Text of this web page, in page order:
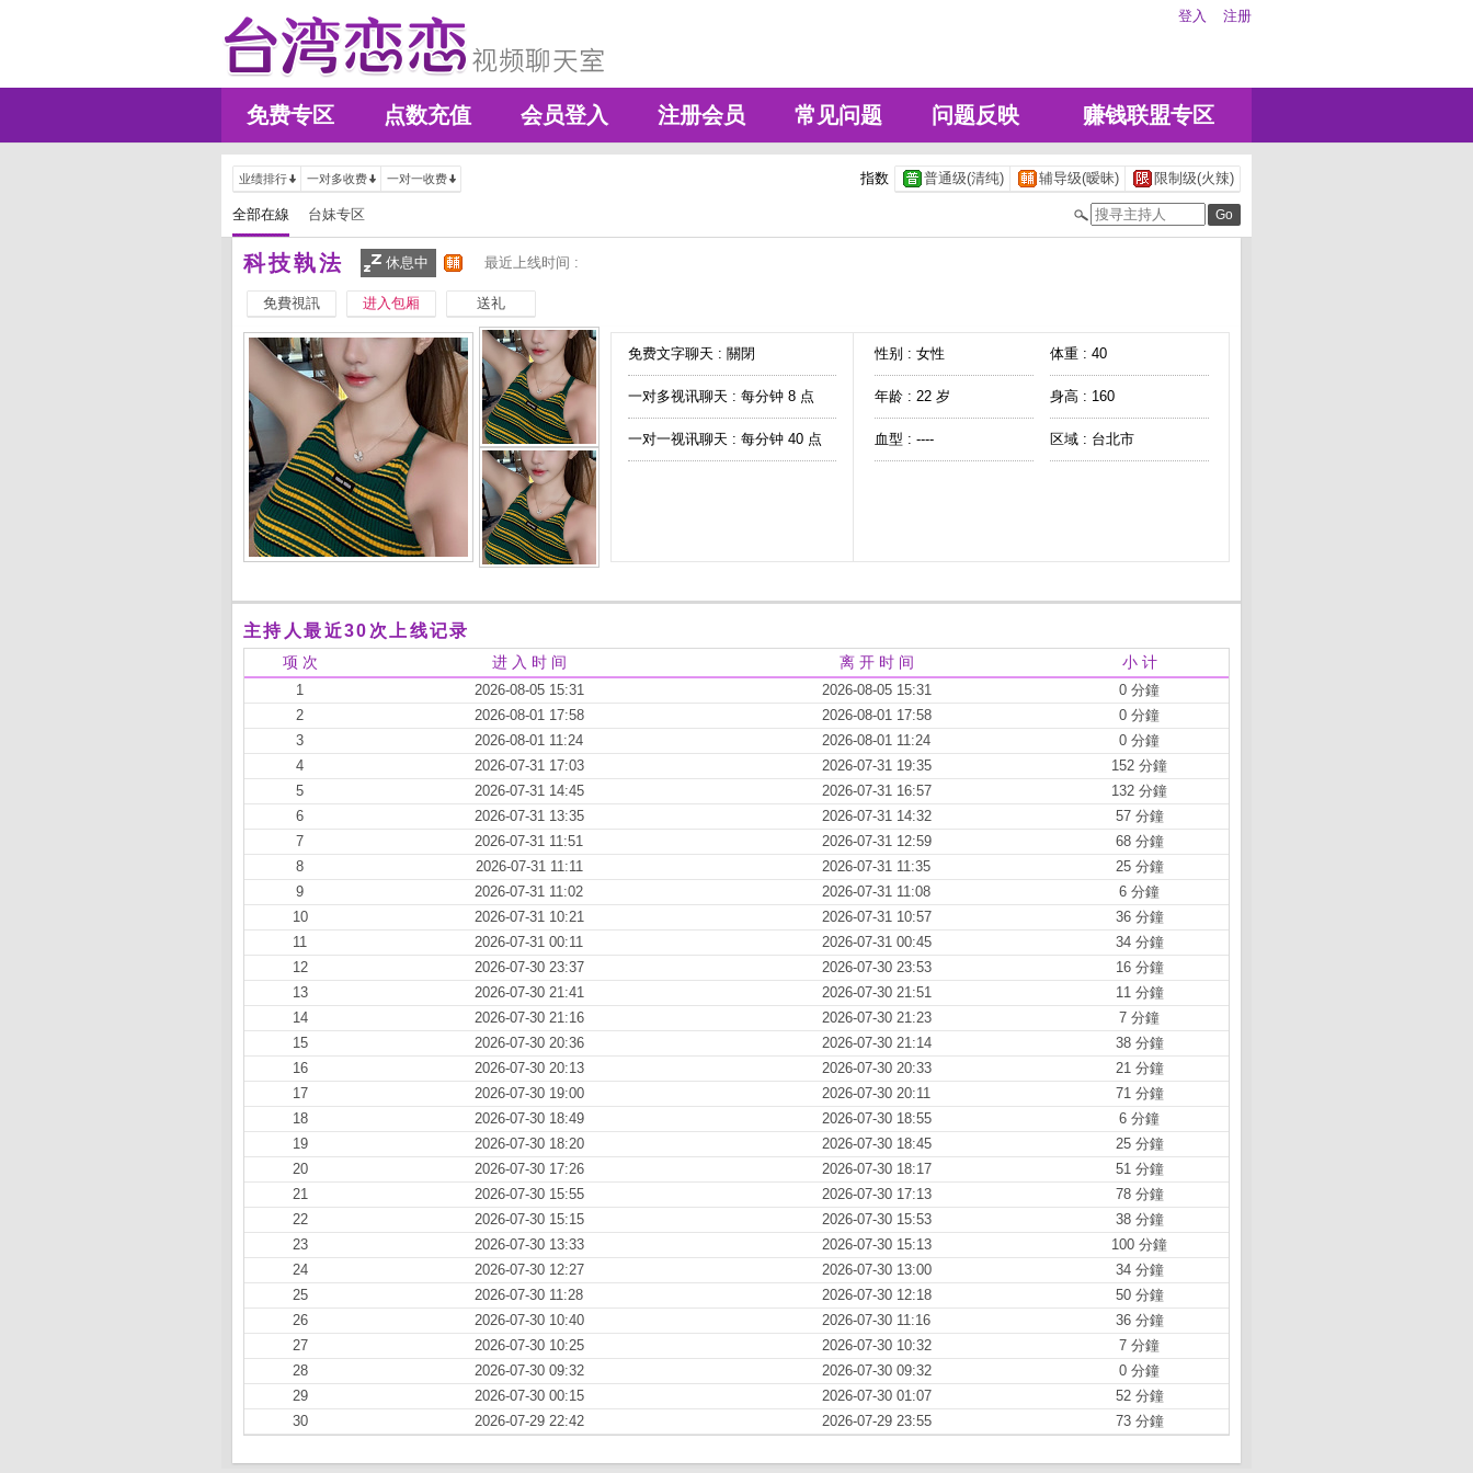
登入 注册
免费专区 点数充值 会员登入 注册会员 常见问题 问题反映 赚钱联盟专区
业绩排行 一对多收费 一对一收费 指数 普通级(清纯) 辅导级(暧昧) 限制级(火辣)
全部在線 台妹专区
科技執法 休息中 最近上线时间 :
免費視訊 进入包厢 送礼
免费文字聊天 : 關閉
一对多视讯聊天 : 每分钟 8 点
一对一视讯聊天 : 每分钟 40 点
性别 : 女性 体重 : 40
年龄 : 22 岁 身高 : 160
血型 : ---- 区域 : 台北市
主持人最近30次上线记录
项 次 进 入 时 间 离 开 时 间 小 计
1 2026-08-05 15:31 2026-08-05 15:31
0 分鐘
2
2026-08-01 17:58 2026-08-01 17:58
0 分鐘
3
2026-08-01 11:24 2026-08-01 11:24
0 分鐘
4
2026-07-31 17:03 2026-07-31 19:35
152 分鐘
5
2026-07-31 14:45 2026-07-31 16:57
132 分鐘
6
2026-07-31 13:35 2026-07-31 14:32
57 分鐘
7
2026-07-31 11:51 2026-07-31 12:59
68 分鐘
8
2026-07-31 11:11 2026-07-31 11:35
25 分鐘
9
2026-07-31 11:02 2026-07-31 11:08
6 分鐘
10
2026-07-31 10:21 2026-07-31 10:57
36 分鐘
11
2026-07-31 00:11 2026-07-31 00:45
34 分鐘
12
2026-07-30 23:37 2026-07-30 23:53
16 分鐘
13
2026-07-30 21:41 2026-07-30 21:51
11 分鐘
14
2026-07-30 21:16 2026-07-30 21:23
7 分鐘
15
2026-07-30 20:36 2026-07-30 21:14
38 分鐘
16
2026-07-30 20:13 2026-07-30 20:33
21 分鐘
17
2026-07-30 19:00 2026-07-30 20:11
71 分鐘
18
2026-07-30 18:49 2026-07-30 18:55
6 分鐘
19
2026-07-30 18:20 2026-07-30 18:45
25 分鐘
20
2026-07-30 17:26 2026-07-30 18:17
51 分鐘
21
2026-07-30 15:55 2026-07-30 17:13
78 分鐘
22
2026-07-30 15:15 2026-07-30 15:53
38 分鐘
23
2026-07-30 13:33 2026-07-30 15:13
100 分鐘
24
2026-07-30 12:27 2026-07-30 13:00
34 分鐘
25
2026-07-30 11:28 2026-07-30 12:18
50 分鐘
26
2026-07-30 10:40 2026-07-30 11:16
36 分鐘
27
2026-07-30 10:25 2026-07-30 10:32
7 分鐘
28
2026-07-30 09:32 2026-07-30 09:32
0 分鐘
29
2026-07-30 00:15 2026-07-30 01:07
52 分鐘
30
2026-07-29 22:42 2026-07-29 23:55 73 分鐘